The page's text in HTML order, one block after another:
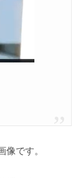
像です。